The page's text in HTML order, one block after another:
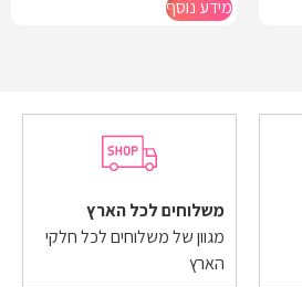
מידע נוסף
משלוחים לכל הארץ
מגוון של משלוחים לכל חלקי
הארץ